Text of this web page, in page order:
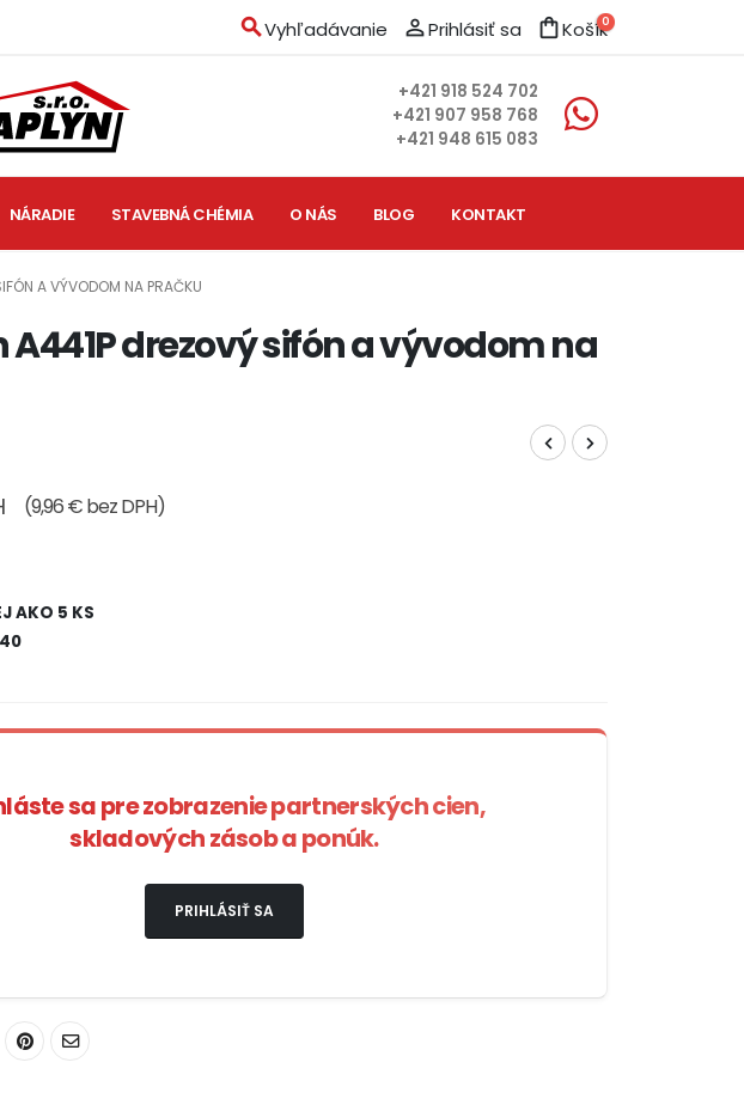
searchVyhľadávanie person_outlinePrihlásiť sa shopping_bagKošík0
+421 918 524 702
+421 907 958 768
+421 948 615 083
NÁRADIE STAVEBNÁ CHÉMIA O NÁS BLOG KONTAKT
A VÝVODOM NA PRAČKU
drezový sifón a vývodom na
(9,96 € bez DPH)
AKO 5 KS
sa pre zobrazenie partnerských cien,
skladových zásob a ponúk.
PRIHLÁSIŤ SA